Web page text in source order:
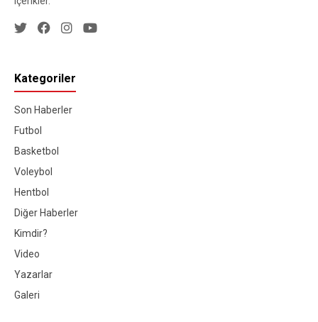
Kategoriler
Son Haberler
Futbol
Basketbol
Voleybol
Hentbol
Diğer Haberler
Kimdir?
Video
Yazarlar
Galeri